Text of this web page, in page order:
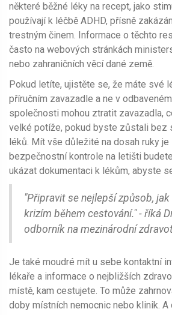
některé běžné léky na recept, jako
používají k léčbě ADHD, přísně
trestným činem. Informace o těchto
často na webových stránkách
nebo zahraničních věcí dané země.
Pokud letíte, ujistěte se, že máte své
příručním zavazadle a ne v
společnosti mohou ztratit zavazadla,
velké potíže, pokud byste zůstali bez
léků. Mít vše důležité na dosah ruky je
bezpečnostní kontrole na letišti
ukázat dokumentaci k lékům, abyste
"Připravit se nejlepší způsob,
krizím během cestování." - říká
odborník na mezinárodní
Je také moudré mít u sebe kontaktní
lékaře a informace o nejbližších
místě, kam cestujete. To může
doby místních nemocnic nebo klinik. A